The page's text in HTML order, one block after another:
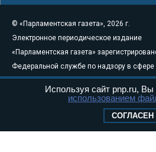
© «Парламентская газета», 2026 г.
Электронное периодическое издание
«Парламентская газета»
Федеральной службе по надзору в сфере
связи, информационных технологий и
массовых коммуникаций
Свидетельство о регистрации Эл № ФС77-
Используя сайт pnp.ru, Вы
использованием
СОГЛАСЕН